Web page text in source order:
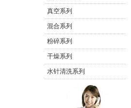
真空系列
混合系列
粉碎系列
干燥系列
水针清洗系列